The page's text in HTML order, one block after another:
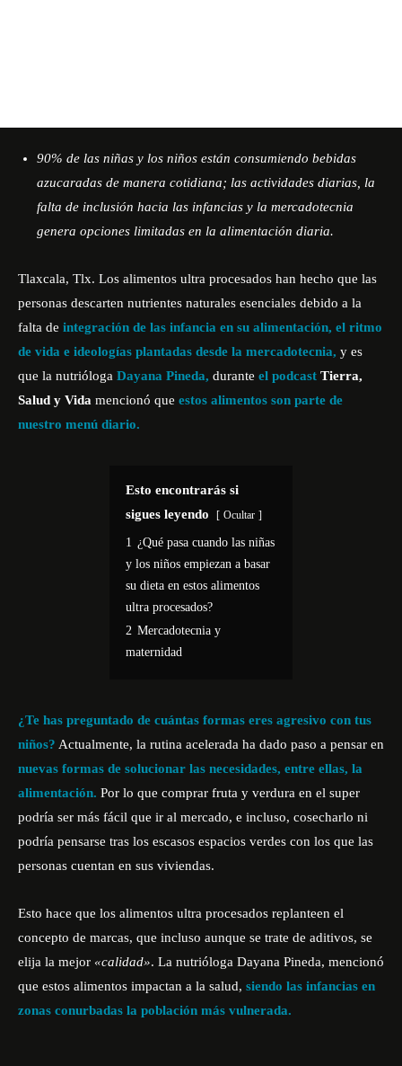
90% de las niñas y los niños están consumiendo bebidas
azucaradas de manera cotidiana; las actividades diarias, la
falta de inclusión hacia las infancias y la mercadotecnia
genera opciones limitadas en la alimentación diaria.
Tlaxcala, Tlx. Los alimentos ultra procesados han hecho que las
personas descarten nutrientes naturales esenciales debido a la
falta de integración de las infancia en su alimentación, el ritmo
de vida e ideologías plantadas desde la mercadotecnia, y es
que la nutrióloga Dayana Pineda, durante el podcast Tierra,
Salud y Vida mencionó que estos alimentos son parte de
nuestro menú diario.
Esto encontrarás si
sigues leyendo
Ocultar
1 ¿Qué pasa cuando las niñas
y los niños empiezan a basar
su dieta en estos alimentos
ultra procesados?
2 Mercadotecnia y
maternidad
¿Te has preguntado de cuántas formas eres agresivo con tus
niños? Actualmente, la rutina acelerada ha dado paso a pensar en
nuevas formas de solucionar las necesidades, entre ellas, la
alimentación. Por lo que comprar fruta y verdura en el super
podría ser más fácil que ir al mercado, e incluso, cosecharlo ni
podría pensarse tras los escasos espacios verdes con los que las
personas cuentan en sus viviendas.
Esto hace que los alimentos ultra procesados replanteen el
concepto de marcas, que incluso aunque se trate de aditivos, se
elija la mejor «calidad». La nutrióloga Dayana Pineda, mencionó
que estos alimentos impactan a la salud, siendo las infancias en
zonas conurbadas la población más vulnerada.